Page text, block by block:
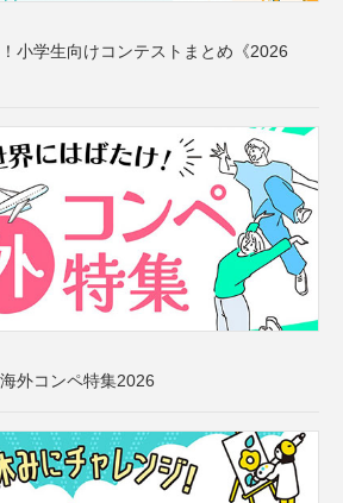
小学生向けコンテストまとめ《2026
外コンペ特集2026